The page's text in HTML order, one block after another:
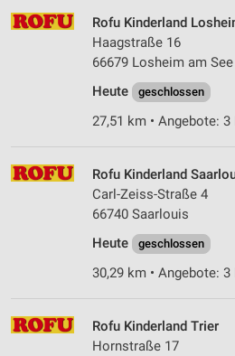
Rofu Kinderland
Haagstraße 16
66679 Losheim am See
Heute
geschlossen
27,51 km • Angebote:
Rofu Kinderland
Carl-Zeiss-Straße 4
66740 Saarlouis
Heute
geschlossen
30,29 km • Angebote:
Rofu Kinderland Trier
Hornstraße 17